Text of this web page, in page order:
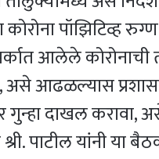
कोरोना पॉझिटिव्ह
आलेले
असे आढळल्यास
गुन्हा दाखल करावा,
पाटील यांनी या